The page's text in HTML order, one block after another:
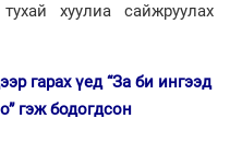
хуу­лиа сайжруулах
гарах үед “За би ингээд
гэж бодогдсон